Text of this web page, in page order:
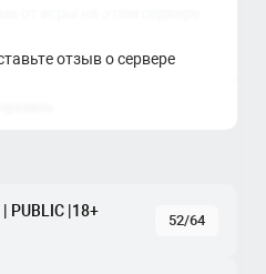
отзыв о сервере
PUBLIC |18+
52/64